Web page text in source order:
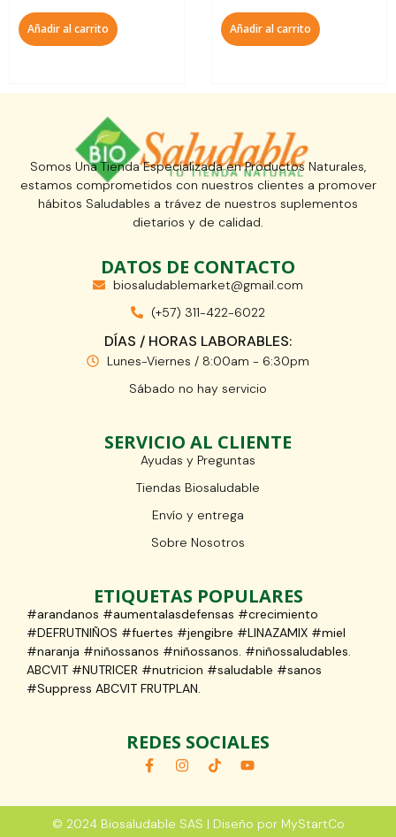
Añadir al carrito Añadir al carrito
Somos Una Tienda Especializada en Productos Naturales,
estamos comprometidos con nuestros clientes a promover
hábitos Saludables a trávez de nuestros suplementos
dietarios y de calidad.
DATOS DE CONTACTO
biosaludablemarket@gmail.com
(+57) 311-422-6022
DÍAS / HORAS LABORABLES:
Lunes-Viernes / 8:00am - 6:30pm
Sábado no hay servicio
SERVICIO AL CLIENTE
Ayudas y Preguntas
Tiendas Biosaludable
Envío y entrega
Sobre Nosotros
ETIQUETAS POPULARES
#arandanos #aumentalasdefensas #crecimiento
#DEFRUTNIÑOS #fuertes #jengibre #LINAZAMIX #miel
#naranja #niñossanos #niñossanos. #niñossaludables.
ABCVIT #NUTRICER #nutricion #saludable #sanos
#Suppress ABCVIT FRUTPLAN.
REDES SOCIALES
© 2024 Biosaludable SAS | Diseño por MyStartCo